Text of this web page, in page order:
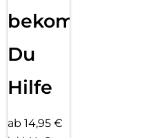
bekommst
Du
Hilfe
ab 14,95 €